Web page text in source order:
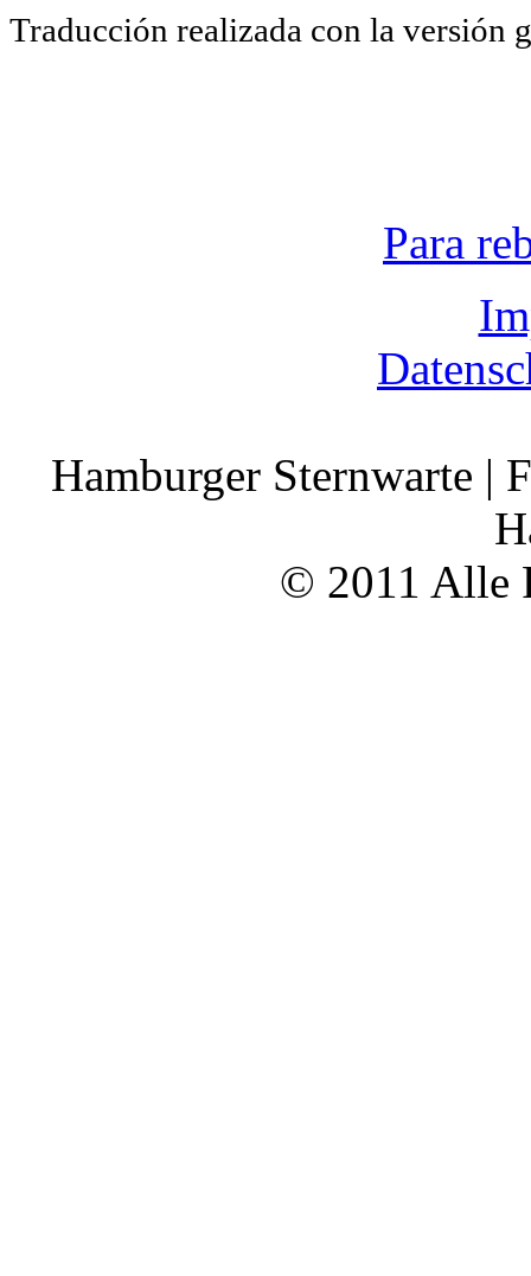
Traducción realizada con la versión
Para
Hamburger Sternwarte |
© 2011 Alle